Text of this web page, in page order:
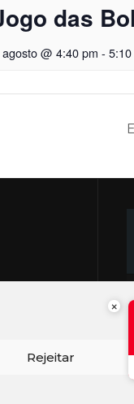
Rejeitar
das
@ 4:40 pm -
×